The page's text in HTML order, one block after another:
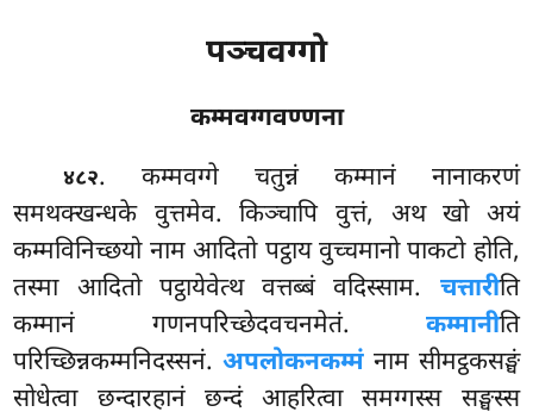
पञ्चवग्गो
कम्मवग्गवण्णना
४८२. कम्मवग्गे चतुन्नं कम्मानं नानाकरणं
समथक्खन्धके वुत्तमेव. किञ्चापि वुत्तं, अथ खो अयं
कम्मविनिच्छयो नाम आदितो पट्ठाय वुच्चमानो पाकटो होति,
तस्मा आदितो पट्ठायेवेत्थ वत्तब्बं वदिस्साम. चत्तारीति
कम्मानं गणनपरिच्छेदवचनमेतं. कम्मानीति
परिच्छिन्नकम्मनिदस्सनं.अपलोकनकम्मं नाम सीमट्ठकसङ्घं
सोधेत्वा छन्दारहानं छन्दं आहरित्वा समग्गस्स सङ्घस्स